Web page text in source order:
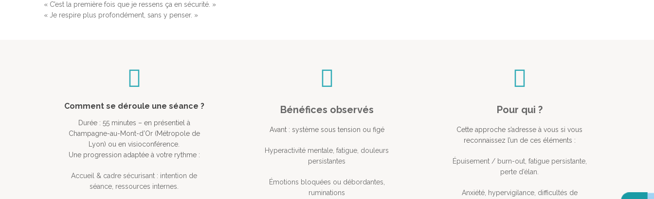
« C’est la première fois que je ressens ça en sécurité. »
« Je respire plus profondément, sans y penser. »
Comment se déroule une séance ?
Durée : 55 minutes – en présentiel à
Champagne-au-Mont-d’Or (Métropole de
Lyon) ou en visioconférence.
Une progression adaptée à votre rythme :
Accueil & cadre sécurisant : intention de
séance, ressources internes.
Bénéfices observés
Avant : système sous tension ou figé
Hyperactivité mentale, fatigue, douleurs
persistantes
Émotions bloquées ou débordantes,
ruminations
Pour qui ?
Cette approche s’adresse à vous si vous
reconnaissez l’un de ces éléments :
Épuisement / burn-out, fatigue persistante,
perte d’élan.
Anxiété, hypervigilance, difficultés de